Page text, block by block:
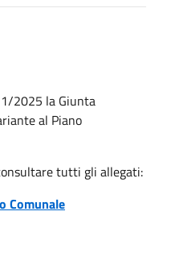
2025 la Giunta
al Piano
tutti gli allegati:
Comunale